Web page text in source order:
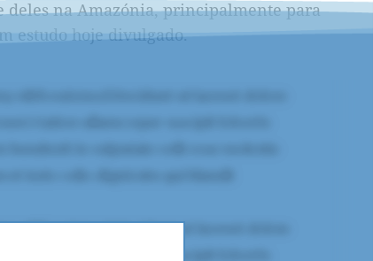
deles na Amazónia, principalmente para
estudo hoje divulgado.